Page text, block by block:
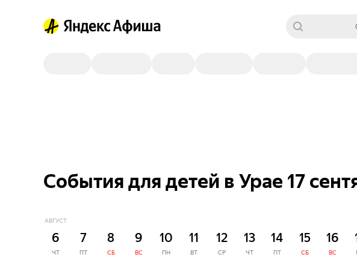
События для детей в Урае 17
АВГУСТ
6
ЧТ
7
ПТ
8
СБ
9
ВС
10
ПН
11
ВТ
12
СР
13
ЧТ
14
ПТ
15
СБ
16
ВС